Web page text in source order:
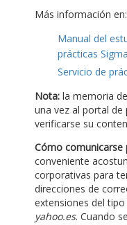
Más información en:
Manual del
prácticas Sigma
Servicio de
Nota: la memoria
una vez al portal de
verificarse su
Cómo
conveniente
corporativas para
direcciones de
extensiones del tipo
yahoo.es. Cuando